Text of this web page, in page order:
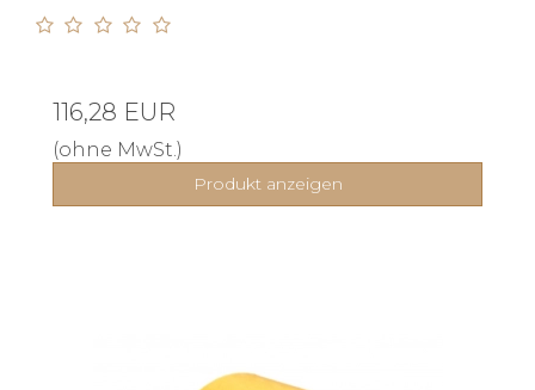
116,28 EUR
(ohne MwSt.)
Produkt anzeigen